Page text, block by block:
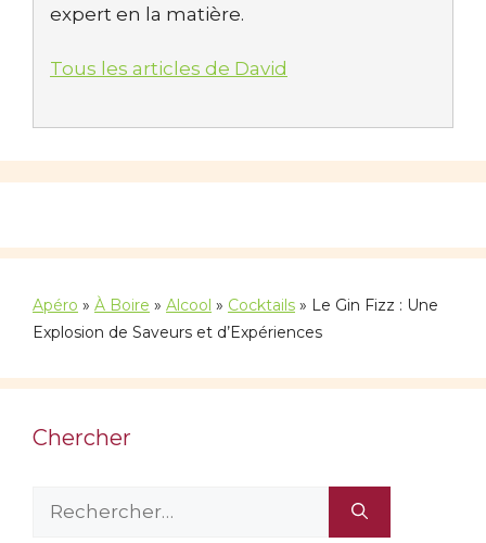
expert en la matière.
Tous les articles de David
Apéro » À Boire » Alcool » Cocktails » Le Gin Fizz : Une
Explosion de Saveurs et d’Expériences
Chercher